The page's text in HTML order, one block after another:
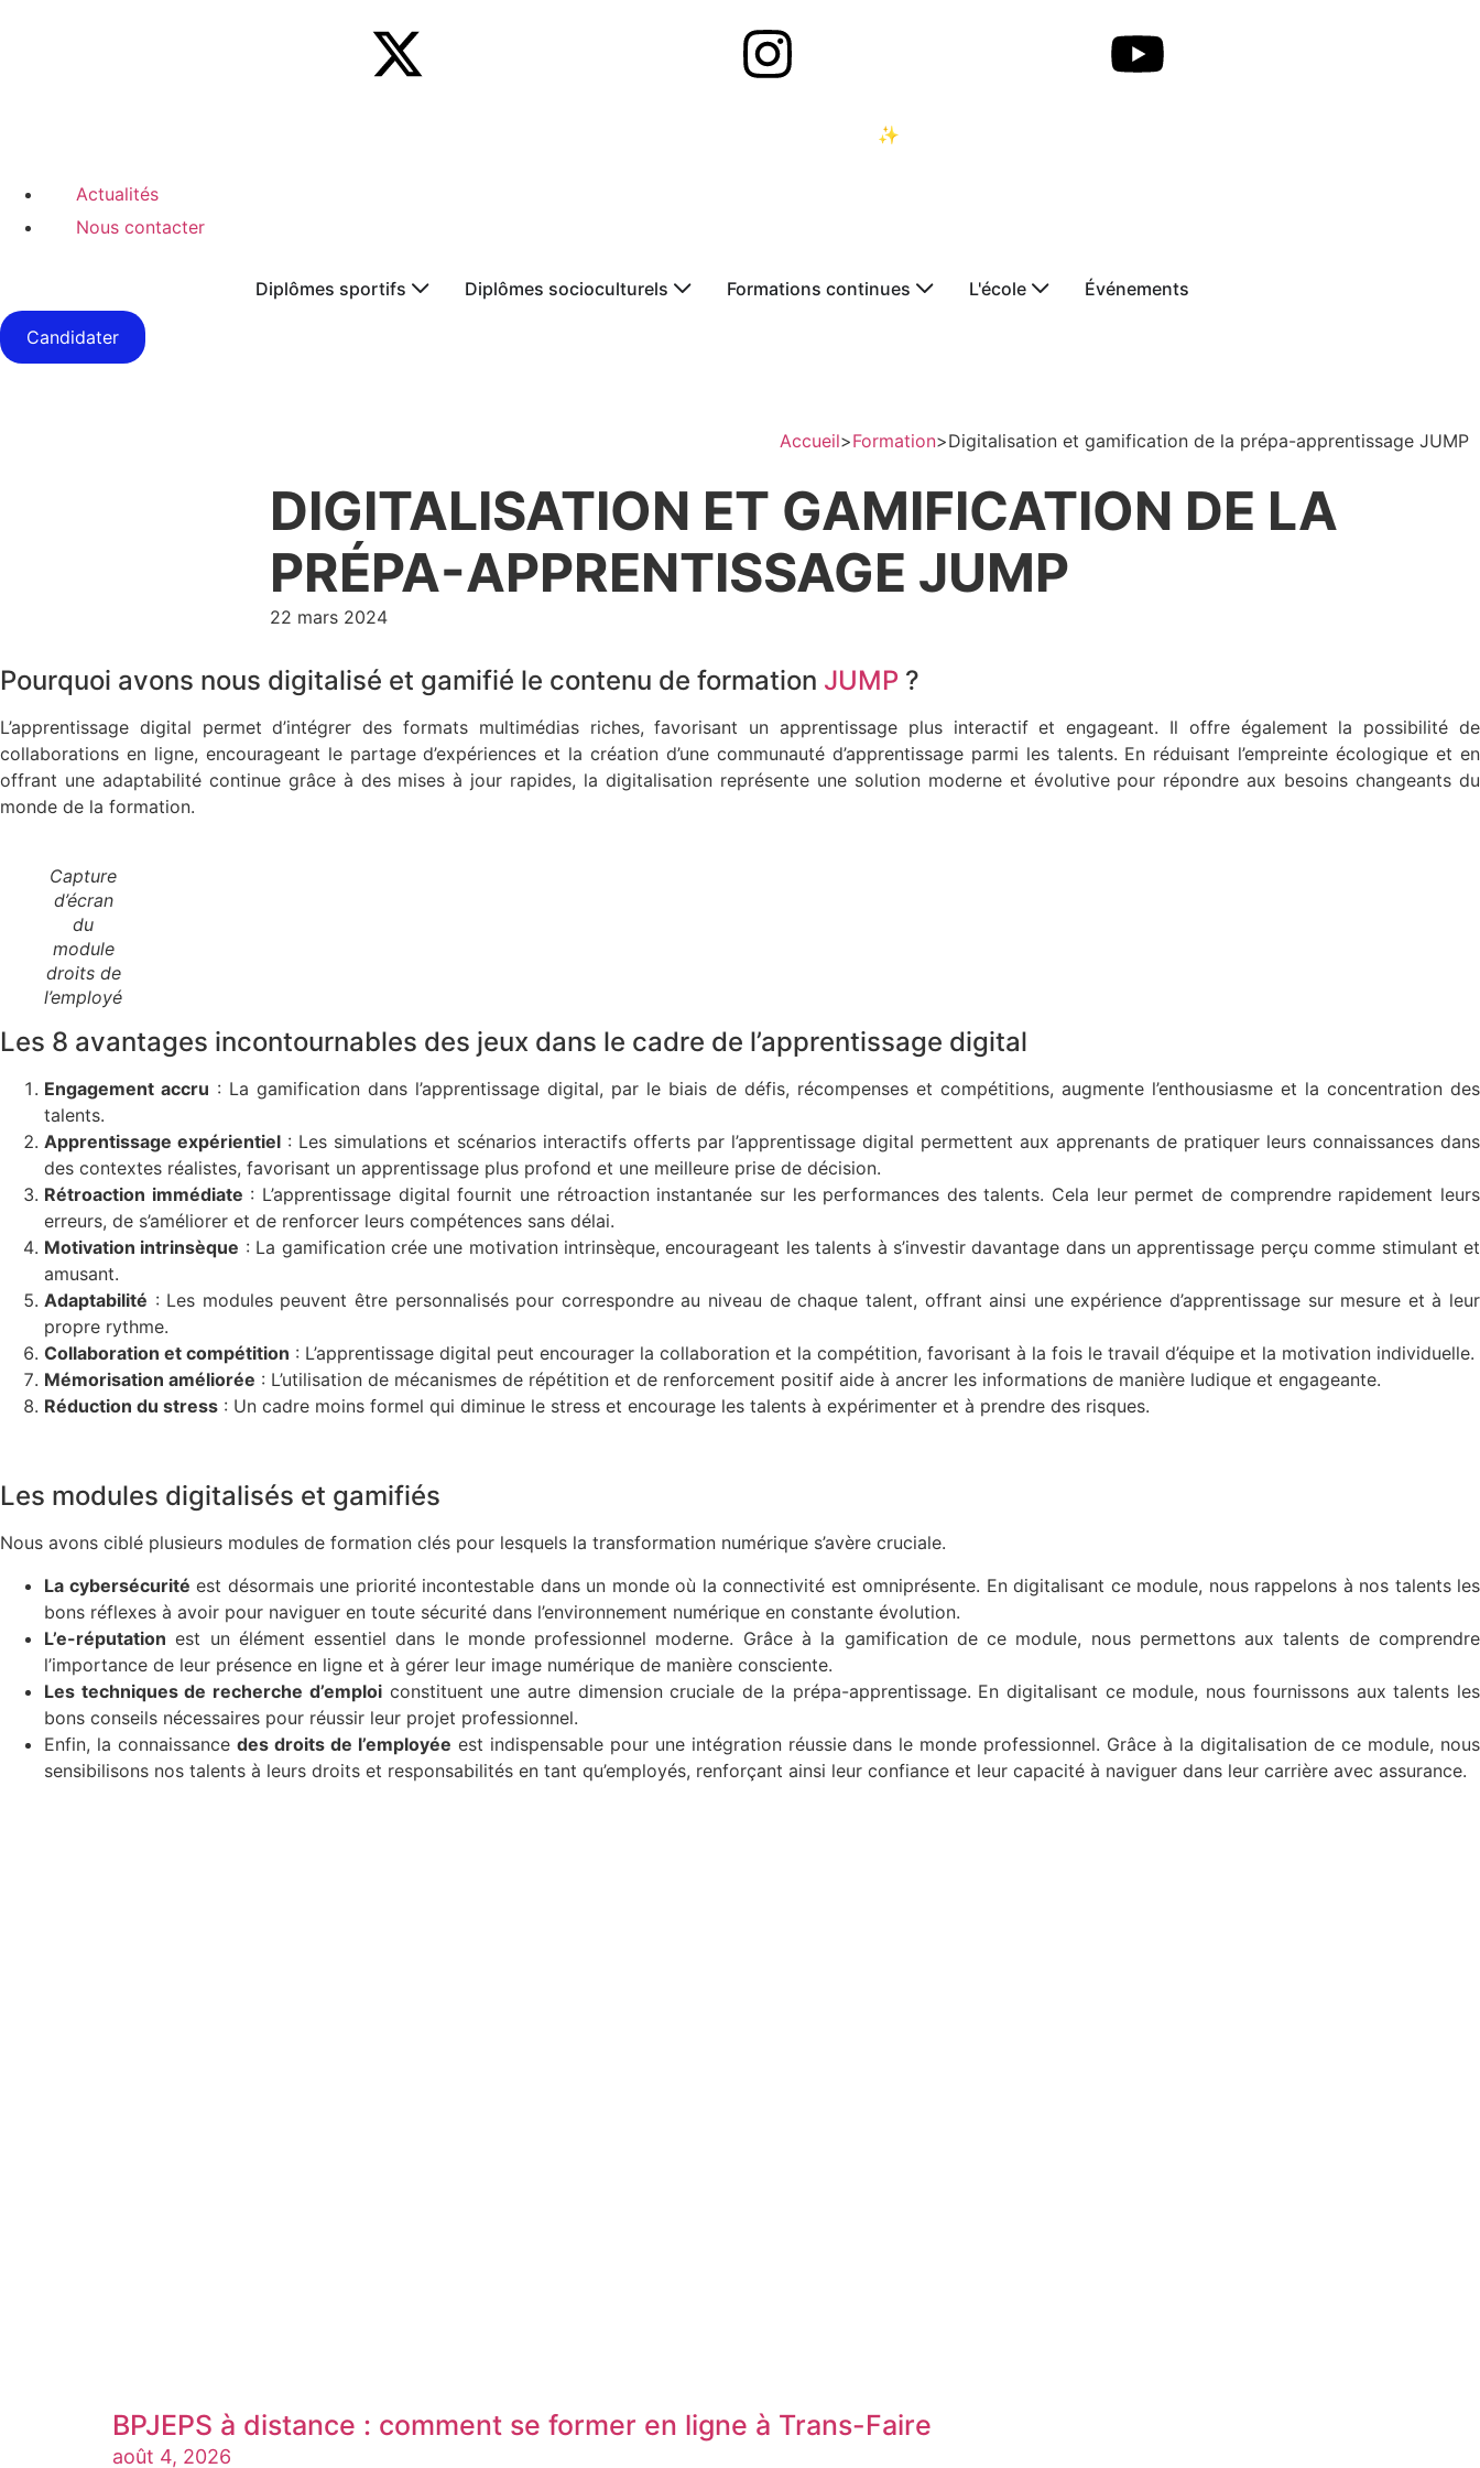
| Samedi 26 septembre ✨
Actualités
Nous contacter
Diplômes sportifs Diplômes socioculturels Formations continues L'école Événements
Candidater
Accueil>Formation>Digitalisation et gamification de la prépa-apprentissage JUMP
DIGITALISATION ET GAMIFICATION DE LA
PRÉPA-APPRENTISSAGE JUMP
22 mars 2024
Pourquoi avons nous digitalisé et gamifié le contenu de formation JUMP ?
L’apprentissage digital permet d’intégrer des formats multimédias riches, favorisant un apprentissage plus interactif et engageant. Il offre également la possibilité de
collaborations en ligne, encourageant le partage d’expériences et la création d’une communauté d’apprentissage parmi les talents. En réduisant l’empreinte écologique et en
offrant une adaptabilité continue grâce à des mises à jour rapides, la digitalisation représente une solution moderne et évolutive pour répondre aux besoins changeants du
monde de la formation.
Capture
d’écran
du
module
droits de
l’employé
Les 8 avantages incontournables des jeux dans le cadre de l’apprentissage digital
Engagement accru : La gamification dans l’apprentissage digital, par le biais de défis, récompenses et compétitions, augmente l’enthousiasme et la concentration des
talents.
Apprentissage expérientiel : Les simulations et scénarios interactifs offerts par l’apprentissage digital permettent aux apprenants de pratiquer leurs connaissances dans
des contextes réalistes, favorisant un apprentissage plus profond et une meilleure prise de décision.
Rétroaction immédiate : L’apprentissage digital fournit une rétroaction instantanée sur les performances des talents. Cela leur permet de comprendre rapidement leurs
erreurs, de s’améliorer et de renforcer leurs compétences sans délai.
Motivation intrinsèque : La gamification crée une motivation intrinsèque, encourageant les talents à s’investir davantage dans un apprentissage perçu comme stimulant et
amusant.
Adaptabilité : Les modules peuvent être personnalisés pour correspondre au niveau de chaque talent, offrant ainsi une expérience d’apprentissage sur mesure et à leur
propre rythme.
Collaboration et compétition : L’apprentissage digital peut encourager la collaboration et la compétition, favorisant à la fois le travail d’équipe et la motivation individuelle.
Mémorisation améliorée : L’utilisation de mécanismes de répétition et de renforcement positif aide à ancrer les informations de manière ludique et engageante.
Réduction du stress : Un cadre moins formel qui diminue le stress et encourage les talents à expérimenter et à prendre des risques.
Les modules digitalisés et gamifiés
Nous avons ciblé plusieurs modules de formation clés pour lesquels la transformation numérique s’avère cruciale.
La cybersécurité est désormais une priorité incontestable dans un monde où la connectivité est omniprésente. En digitalisant ce module, nous rappelons à nos talents les
bons réflexes à avoir pour naviguer en toute sécurité dans l’environnement numérique en constante évolution.
L’e-réputation est un élément essentiel dans le monde professionnel moderne. Grâce à la gamification de ce module, nous permettons aux talents de comprendre
l’importance de leur présence en ligne et à gérer leur image numérique de manière consciente.
Les techniques de recherche d’emploiconstituent une autre dimension cruciale de la prépa-apprentissage. En digitalisant ce module, nous fournissons aux talents les
bons conseils nécessaires pour réussir leur projet professionnel.
Enfin, la connaissance des droits de l’employée est indispensable pour une intégration réussie dans le monde professionnel. Grâce à la digitalisation de ce module, nous
sensibilisons nos talents à leurs droits et responsabilités en tant qu’employés, renforçant ainsi leur confiance et leur capacité à naviguer dans leur carrière avec assurance.
BPJEPS à distance : comment se former en ligne à Trans-Faire
août 4, 2026